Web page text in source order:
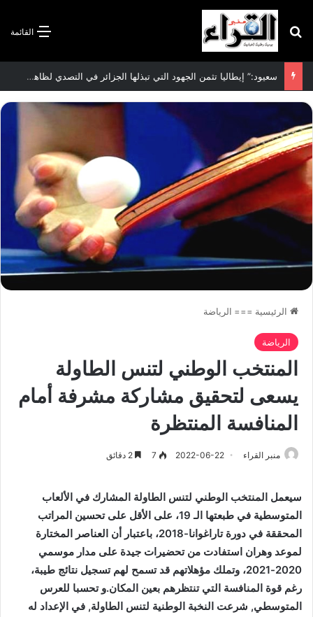
القائمة بحث عن
الاتفاقية الأممية بشأن تغير المناخ :الجزائر تودع مساهمتها الوطنية المحددة لسنة 2026
الرئيسية === الرياضة
الرياضة
المنتخب الوطني لتنس الطاولة
يسعى لتحقيق مشاركة مشرفة أمام
المنافسة المنتظرة
منبر القراء 2022-06-22
7
سيعمل المنتخب الوطني لتنس الطاولة المشارك في الألعاب
المتوسطية في طبعتها الـ 19، على الأقل على تحسين المراتب
المحققة في دورة تاراغوانا-2018، باعتبار أن العناصر المختارة
لموعد وهران استفادت من تحضيرات جيدة على مدار موسمي
2020-2021، وتملك مؤهلاتهم قد تسمح لهم تسجيل نتائج طيبة،
رغم قوة المنافسة التي تنتظرهم بعين المكان.و تحسبا للعرس
المتوسطي, شرعت النخبة الوطنية لتنس الطاولة, في الإعداد له